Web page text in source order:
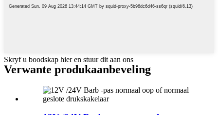
Skryf u boodskap hier en stuur dit aan ons
Verwante produkaanbeveling